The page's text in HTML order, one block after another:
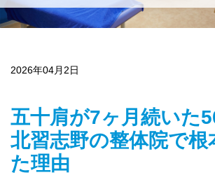
2026年04月2日
五十肩が7ヶ月続いた
北習志野の整体院で根
た理由